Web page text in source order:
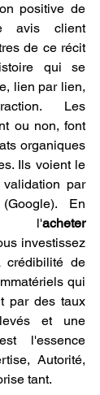
positive de
avis client
de ce récit
qui se
lien par lien,
Les
ou non, font
organiques
Ils voient le
par
En
l'acheter
investissez
crédibilité de
qui
par des taux
et une
l'essence
Autorité,
tant.